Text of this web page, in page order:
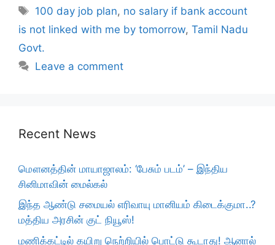
Tags
100 day job plan, no salary if bank account
is not linked with me by tomorrow, Tamil Nadu
Govt.
Leave a comment
Recent News
மௌனத்தின் மாயாஜாலம்: ‘பேசும் படம்’ – இந்திய
சினிமாவின் மைல்கல்
இந்த ஆண்டு சமையல் எரிவாயு மானியம் கிடைக்குமா..?
மத்திய அரசின் குட் நியூஸ்!
மணிக்கட்டில் கயிறு நெற்றியில் பொட்டு கூடாது! ஆனால்